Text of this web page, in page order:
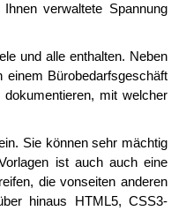
verwaltete Spannung
und alle enthalten. Neben
Bürobedarfsgeschäft
mit welcher
Sie können sehr mächtig
ist auch auch eine
die vonseiten anderen
hinaus HTML5, CSS3-